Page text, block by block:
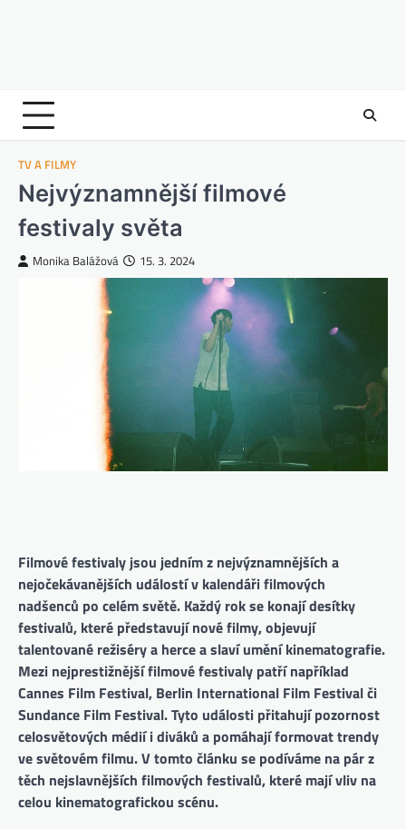
TV A FILMY
Nejvýznamnější filmové
festivaly světa
Monika Balážová 15. 3. 2024
Filmové festivaly jsou jedním z nejvýznamnějších a
nejočekávanějších událostí v kalendáři filmových
nadšenců po celém světě. Každý rok se konají desítky
festivalů, které představují nové filmy, objevují
talentované režiséry a herce a slaví umění kinematografie.
Mezi nejprestižnější filmové festivaly patří například
Cannes Film Festival, Berlin International Film Festival či
Sundance Film Festival. Tyto události přitahují pozornost
celosvětových médií i diváků a pomáhají formovat trendy
ve světovém filmu. V tomto článku se podíváme na pár z
těch nejslavnějších filmových festivalů, které mají vliv na
celou kinematografickou scénu.